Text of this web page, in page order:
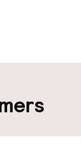
Transferservice